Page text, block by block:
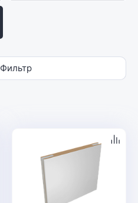
Фильтр